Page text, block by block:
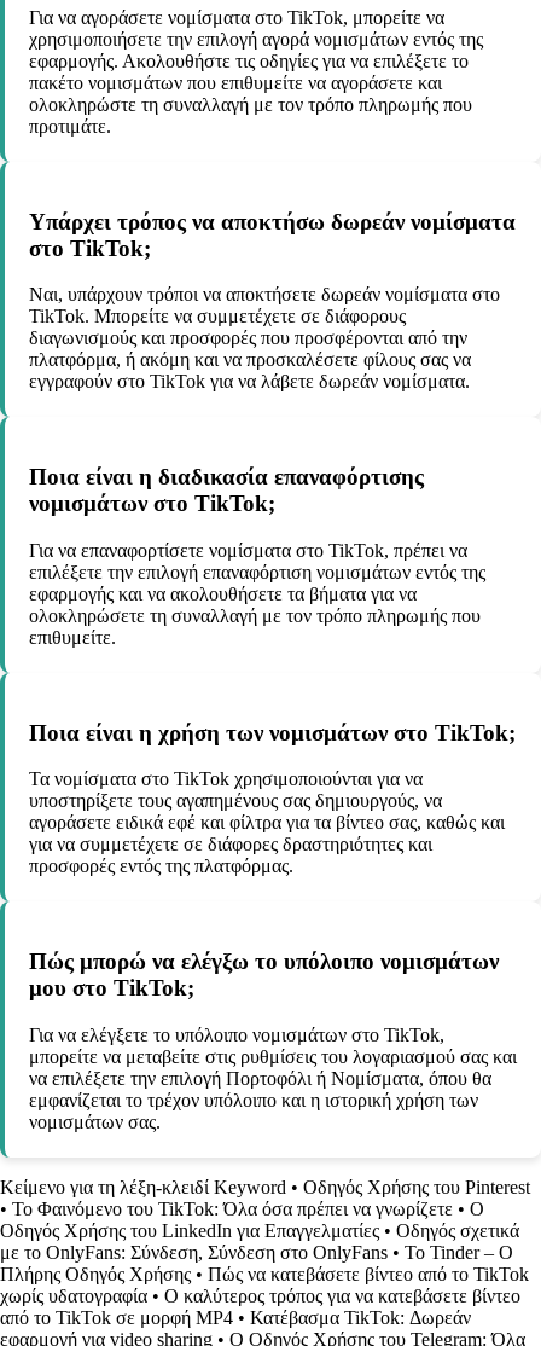
Για να αγοράσετε νομίσματα στο TikTok, μπορείτε να
χρησιμοποιήσετε την επιλογή αγορά νομισμάτων εντός της
εφαρμογής. Ακολουθήστε τις οδηγίες για να επιλέξετε το
πακέτο νομισμάτων που επιθυμείτε να αγοράσετε και
ολοκληρώστε τη συναλλαγή με τον τρόπο πληρωμής που
προτιμάτε.
Υπάρχει τρόπος να αποκτήσω δωρεάν νομίσματα
στο TikTok;
Ναι, υπάρχουν τρόποι να αποκτήσετε δωρεάν νομίσματα στο
TikTok. Μπορείτε να συμμετέχετε σε διάφορους
διαγωνισμούς και προσφορές που προσφέρονται από την
πλατφόρμα, ή ακόμη και να προσκαλέσετε φίλους σας να
εγγραφούν στο TikTok για να λάβετε δωρεάν νομίσματα.
Ποια είναι η διαδικασία επαναφόρτισης
νομισμάτων στο TikTok;
Για να επαναφορτίσετε νομίσματα στο TikTok, πρέπει να
επιλέξετε την επιλογή επαναφόρτιση νομισμάτων εντός της
εφαρμογής και να ακολουθήσετε τα βήματα για να
ολοκληρώσετε τη συναλλαγή με τον τρόπο πληρωμής που
επιθυμείτε.
Ποια είναι η χρήση των νομισμάτων στο TikTok;
Τα νομίσματα στο TikTok χρησιμοποιούνται για να
υποστηρίξετε τους αγαπημένους σας δημιουργούς, να
αγοράσετε ειδικά εφέ και φίλτρα για τα βίντεο σας, καθώς και
για να συμμετέχετε σε διάφορες δραστηριότητες και
προσφορές εντός της πλατφόρμας.
Πώς μπορώ να ελέγξω το υπόλοιπο νομισμάτων
μου στο TikTok;
Για να ελέγξετε το υπόλοιπο νομισμάτων στο TikTok,
μπορείτε να μεταβείτε στις ρυθμίσεις του λογαριασμού σας και
να επιλέξετε την επιλογή Πορτοφόλι ή Νομίσματα, όπου θα
εμφανίζεται το τρέχον υπόλοιπο και η ιστορική χρήση των
νομισμάτων σας.
Κείμενο για τη λέξη-κλειδί Keyword • Οδηγός Χρήσης του Pinterest
• Το Φαινόμενο του TikTok: Όλα όσα πρέπει να γνωρίζετε • Ο
Οδηγός Χρήσης του LinkedIn για Επαγγελματίες • Οδηγός σχετικά
με το OnlyFans: Σύνδεση, Σύνδεση στο OnlyFans • Το Tinder – Ο
Πλήρης Οδηγός Χρήσης • Πώς να κατεβάσετε βίντεο από το TikTok
χωρίς υδατογραφία • Ο καλύτερος τρόπος για να κατεβάσετε βίντεο
από το TikTok σε μορφή MP4 • Κατέβασμα TikTok: Δωρεάν
εφαρμογή για video sharing • Ο Οδηγός Χρήσης του Telegram: Όλα